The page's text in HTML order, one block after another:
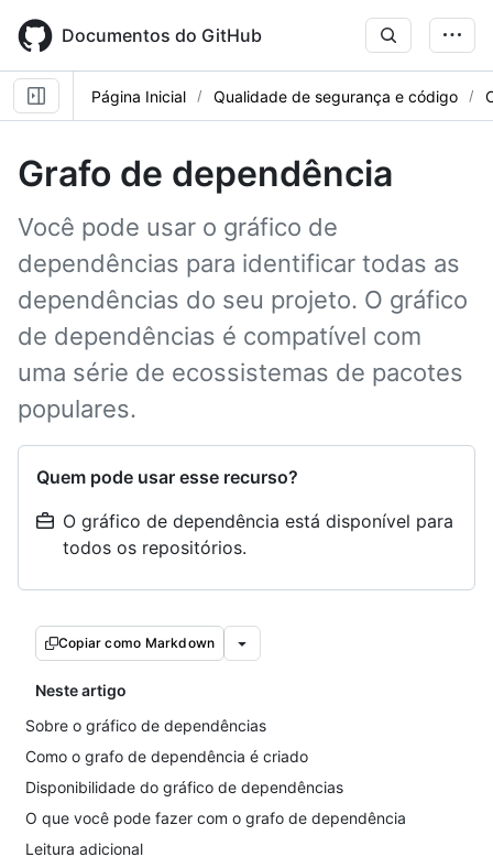
main
content
Documentos do GitHub
Página Inicial Qualidade de segurança e código
Grafo de dependência
Você pode usar o gráfico de
dependências para identificar todas as
dependências do seu projeto. O gráfico
de dependências é compatível com
uma série de ecossistemas de pacotes
populares.
Quem pode usar esse recurso?
O gráfico de dependência está disponível para
todos os repositórios.
Copiar como Markdown
Neste artigo
Sobre o gráfico de dependências
Como o grafo de dependência é criado
Disponibilidade do gráfico de dependências
O que você pode fazer com o grafo de dependência
Leitura adicional